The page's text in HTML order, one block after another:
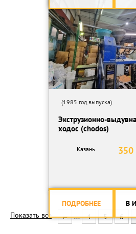
(1985 год выпуска)
Экструзионно-
ходос (chodos)
350
Казань
ПОДРОБНЕЕ
В
Показать все
← ... 4 5 6